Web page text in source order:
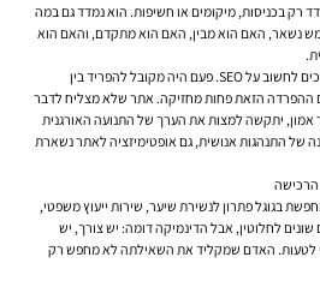
רק בכניסות, מיקומים או חשיפות. הוא נמדד גם במה
נשאר, האם הוא מבין, האם הוא מתקדם, והאם הוא
זה שינוי חשוב בדרך שבה עסקים צריכים לחשוב על SEO. פעם היה מקובל להפריד בין
ההפרדה הזאת פחות מחזיקה. אתר שלא מצליח לדבר
אמון, יתקשה למצות את הערך של התנועה האורגנית
של התנהגות אנושית, גם אופטימיזציה לאתר נשארת
הרכישה
בגוגל פתרון לנשירת שיער, שירות ייעוץ משפטי,
לחלוטין, אבל הדינמיקה דומה: יש צורך, יש
לטעות. האדם שמקליד את השאילתה לא מחפש רק